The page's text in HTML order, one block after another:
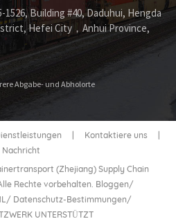
1526, Building #40, Daduhui, Hengda
Hefei City，Anhui Province,
Abgabe- und Abholorte
Kontaktiere uns
Nachricht
(Zhejiang) Supply Chain
Rechte vorbehalten. Bloggen/
/ Datenschutz-Bestimmungen/
UNTERSTÜTZT